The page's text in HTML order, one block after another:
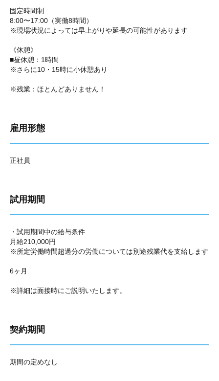
固定時間制
8:00〜17:00（実働8時間）
※現場状況によっては早上がりや延長の可能性があります
《休憩》
■昼休憩：1時間
※さらに10・15時に小休憩あり
※残業：ほとんどありません！
雇用形態
正社員
試用期間
・試用期間中の給与条件
月給210,000円
※所定労働時間超過分の労働については別途残業代を支給します
6ヶ月
※詳細は面接時にご説明いたします。
契約期間
期間の定めなし